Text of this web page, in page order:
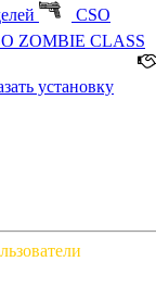
CSO
ZOMBIE CLASS
установку